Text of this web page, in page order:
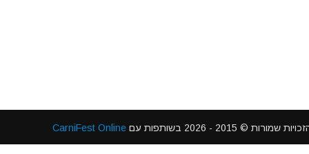
2015 - 2026 בשותפות עם CarniFest Online